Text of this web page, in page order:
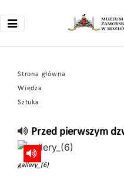
Strona główna
Wiedza
Sztuka
Przed pierwszym
gallery_(6)